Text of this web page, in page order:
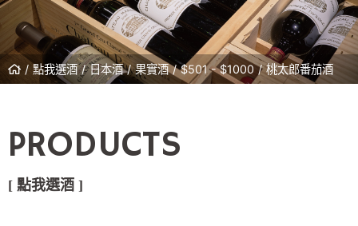
點我選酒 日本酒 果實酒 $501 - $1000 桃太郎番茄酒
PRODUCTS
[ 點我選酒 ]